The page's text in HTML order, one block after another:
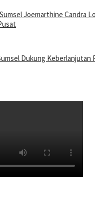
Joemarthine Candra
Dukung Keberlanjutan